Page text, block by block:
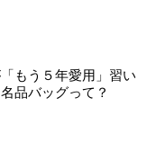
もう５年愛用」習い
品バッグって？